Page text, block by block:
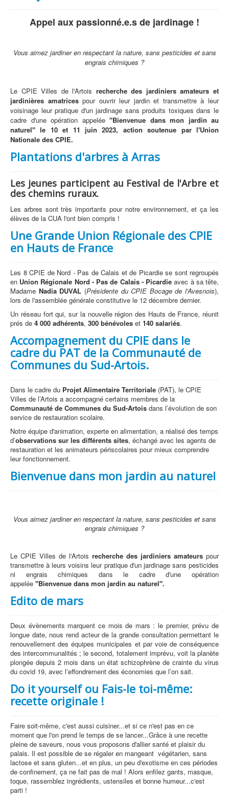
Appel aux passionné.e.s de jardinage !
Vous aimez jardiner en respectant la nature, sans pesticides et sans
engrais chimiques ?
Le CPIE Villes de l'Artois recherche des jardiniers amateurs et
jardinières amatricespour ouvrir leur jardin et transmettre à leur
voisinage leur pratique d'un jardinage sans produits toxiques dans le
cadre d'une opération appelée"Bienvenue dans mon jardin au
naturel" le 10 et 11 juin 2023, action soutenue par l'Union
Nationale des CPIE.
Plantations d'arbres à Arras
Les jeunes participent au Festival de l'Arbre et
des chemins ruraux.
Les arbres sont très importants pour notre environnement, et ça les
élèves de la CUA l'ont bien compris !
Une Grande Union Régionale des CPIE
en Hauts de France
Les 8 CPIE de Nord - Pas de Calais et de Picardie se sont regroupés
en Union Régionale Nord - Pas de Calais - Picardie avec à sa tête,
Madame Nadia DUVAL (Présidente du CPIE Bocage de l'Avesnois),
lors de l'assemblée générale constitutive le 12 décembre dernier.
Un réseau fort qui, sur la nouvelle région des Hauts de France, réunit
prés de 4 000 adhérents, 300 bénévoles et 140 salariés.
Accompagnement du CPIE dans le
cadre du PAT de la Communauté de
Communes du Sud-Artois.
Dans le cadre du Projet Alimentaire Territoriale (PAT), le CPIE
Villes de l’Artois a accompagné certains membres de la
Communauté de Communes du Sud-Artois dans l’évolution de son
service de restauration scolaire.
Notre équipe d'animation, experte en alimentation, a réalisé des temps
d’observations sur les différents sites, échangé avec les agents de
restauration et les animateurs périscolaires pour mieux comprendre
leur fonctionnement.
Bienvenue dans mon jardin au naturel
Vous aimez jardiner en respectant la nature, sans pesticides et sans
engrais chimiques ?
Le CPIE Villes de l'Artois recherche des jardiniers amateurs pour
transmettre à leurs voisins leur pratique d'un jardinage sans pesticides
ni engrais chimiques dans le cadre d'une opération
appelée "Bienvenue dans mon jardin au naturel".
Edito de mars
Deux évènements marquent ce mois de mars : le premier, prévu de
longue date, nous rend acteur de la grande consultation permettant le
renouvellement des équipes municipales et par voie de conséquence
des intercommunalités ; le second, totalement imprévu, voit la planète
plongée depuis 2 mois dans un état schizophrène de crainte du virus
du covid 19, avec l’effondrement des économies que l’on sait.
Do it yourself ou Fais-le toi-même:
recette originale !
Faire soit-même, c'est aussi cuisiner...et si ce n'est pas en ce
moment que l'on prend le temps de se lancer...Grâce à une recette
pleine de saveurs, nous vous proposons d'allier santé et plaisir du
palais. Il est possible de se régaler en mangeant végétarien, sans
lactose et sans gluten...et en plus, un peu d'exotisme en ces périodes
de confinement, ça ne fait pas de mal ! Alors enfilez gants, masque,
toque, rassemblez ingrédients, ustensiles et bonne humeur...c'est
parti !